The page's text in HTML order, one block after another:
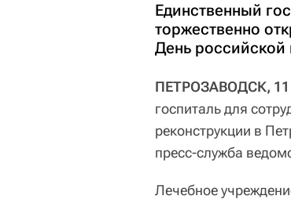
Единственный
торжественно
День
ПЕТРОЗАВОДСК, 11
госпиталь для
реконструкции в
пресс-служба
Лечебное